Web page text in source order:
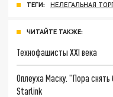
ТЕГИ: НЕЛЕГАЛЬНАЯ
ЧИТАЙТЕ ТАКЖЕ:
Технофашисты XXI века
Оплеуха Маску. "Пора
Starlink